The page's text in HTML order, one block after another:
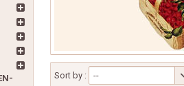
Sort by : --